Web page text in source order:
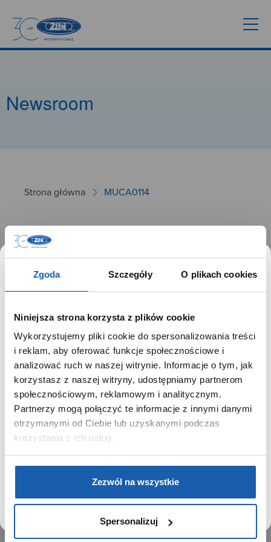
Zgoda Szczegóły O plikach cookies
Niniejsza strona korzysta z plików cookie
Wykorzystujemy pliki cookie do spersonalizowania treści
i reklam, aby oferować funkcje społecznościowe i
analizować ruch w naszej witrynie. Informacje o tym, jak
korzystasz z naszej witryny, udostępniamy partnerom
społecznościowym, reklamowym i analitycznym.
Partnerzy mogą połączyć te informacje z innymi danymi
otrzymanymi od Ciebie lub uzyskanymi podczas
korzystania z ich usług.
Zezwól na wszystkie
Spersonalizuj
Newsroom
Strona główna MUCA0114
MUCA0114
26.01.2025
GRUPA ZIBI
Historia
Misja, wizja i wartości Grupy Zibi
Ważne daty
Kariera
Zgoda na ciasteczka
PRODUKTY
Kalkulatory
SIECI SPRZEDAŻY
SZANOWNY UŻYTKOWNIKU,
SZANOWNA UŻYTKOWNICZKO
Używamy plików cookie w celach analitycznych,
statystycznych i marketingowych, w tym aby analizować
ruch w tej witrynie, optymalizować jej działanie oraz
zapamiętywać Twoje preferencje.